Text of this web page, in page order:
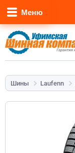
Меню
Шины Laufenn